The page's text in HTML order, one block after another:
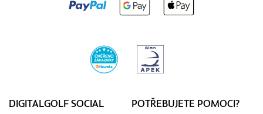
DIGITALGOLF SOCIAL
POTŘEBUJETE POMOCI?